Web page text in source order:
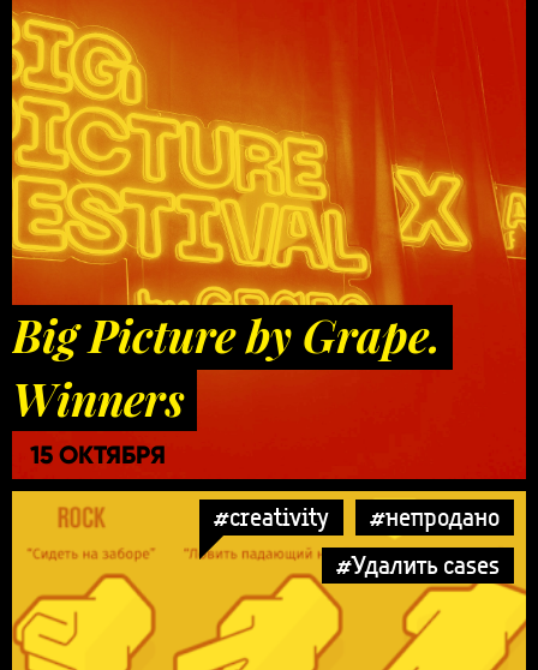
Big Picture by Grape.
Winners
15 ОКТЯБРЯ
#creativity
#непродано
#Удалить cases